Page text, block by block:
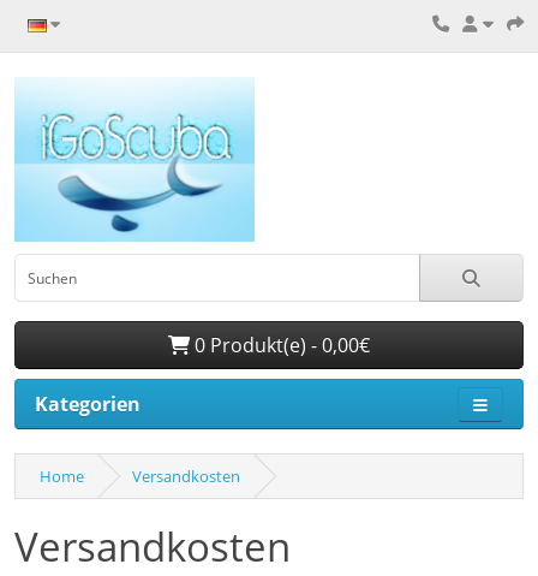
0 Produkt(e) - 0,00€
Kategorien
Home Versandkosten
Versandkosten